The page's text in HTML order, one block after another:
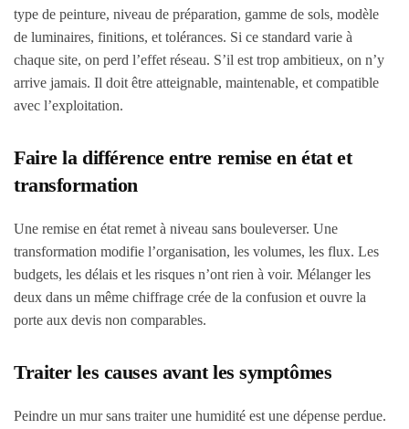
type de peinture, niveau de préparation, gamme de sols, modèle
de luminaires, finitions, et tolérances. Si ce standard varie à
chaque site, on perd l’effet réseau. S’il est trop ambitieux, on n’y
arrive jamais. Il doit être atteignable, maintenable, et compatible
avec l’exploitation.
Faire la différence entre remise en état et
transformation
Une remise en état remet à niveau sans bouleverser. Une
transformation modifie l’organisation, les volumes, les flux. Les
budgets, les délais et les risques n’ont rien à voir. Mélanger les
deux dans un même chiffrage crée de la confusion et ouvre la
porte aux devis non comparables.
Traiter les causes avant les symptômes
Peindre un mur sans traiter une humidité est une dépense perdue.